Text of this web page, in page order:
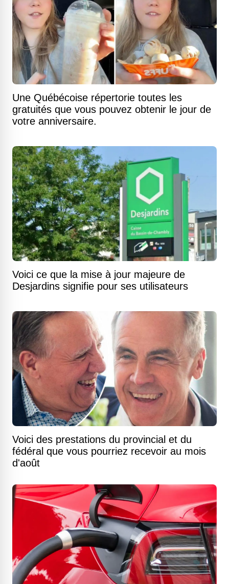
Une Québécoise répertorie toutes les
gratuités que vous pouvez obtenir le jour de
votre anniversaire.
Voici ce que la mise à jour majeure de
Desjardins signifie pour ses utilisateurs
Voici des prestations du provincial et du
fédéral que vous pourriez recevoir au mois
d'août